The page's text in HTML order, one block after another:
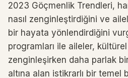
2023 Göçmenlik Trendleri,
nasıl zenginleştirdiğini ve
bir hayata yönlendirdiğini
programları ile aileler, kültürel
zenginleşirken daha parlak
altına alan istikrarlı bir temel